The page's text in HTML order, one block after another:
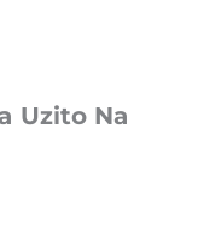
Uzito Na